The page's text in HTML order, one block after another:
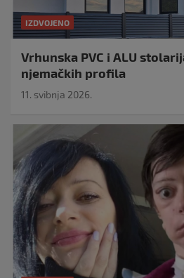
IZDVOJENO
Vrhunska PVC i ALU
njemačkih profila
11. svibnja 2026.